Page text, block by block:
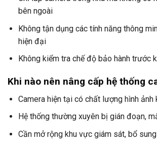
bên ngoài
Không tận dụng các tính năng thông
hiện đại
Không kiểm tra chế độ bảo hành trước
Khi nào nên nâng cấp hệ thống
Camera hiện tại có chất lượng hình ảnh
Hệ thống thường xuyên bị gián đoạn,
Cần mở rộng khu vực giám sát, bổ